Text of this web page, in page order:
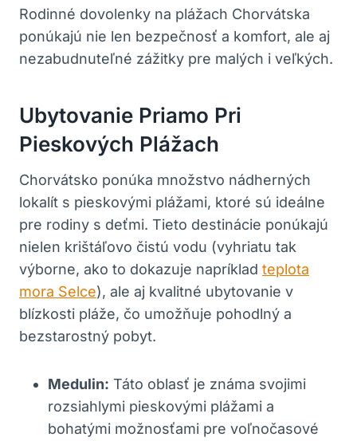
Rodinné dovolenky na plážach Chorvátska
ponúkajú nie len bezpečnosť a komfort, ale aj
nezabudnuteľné zážitky pre malých i veľkých.
Ubytovanie Priamo Pri
Pieskových Plážach
Chorvátsko ponúka množstvo nádherných
lokalít s pieskovými plážami, ktoré sú ideálne
pre rodiny s deťmi. Tieto destinácie ponúkajú
nielen krištáľovo čistú vodu (vyhriatu tak
výborne, ako to dokazuje napríklad teplota
mora Selce), ale aj kvalitné ubytovanie v
blízkosti pláže, čo umožňuje pohodlný a
bezstarostný pobyt.
Medulin: Táto oblasť je známa svojimi
rozsiahlymi pieskovými plážami a
bohatými možnosťami pre voľnočasové